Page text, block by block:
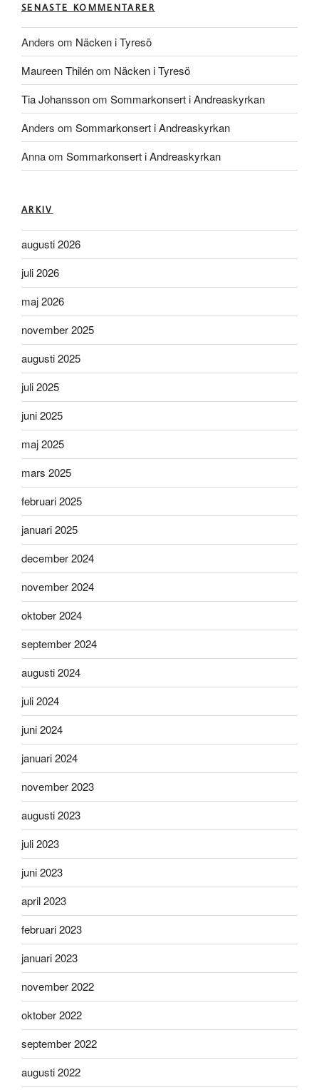
SENASTE KOMMENTARER
Anders om Näcken i Tyresö
Maureen Thilénom Näcken i Tyresö
Tia Johanssonom Sommarkonsert i Andreaskyrkan
Anders om Sommarkonsert i Andreaskyrkan
Annaom Sommarkonsert i Andreaskyrkan
ARKIV
augusti 2026
juli 2026
maj 2026
november 2025
augusti 2025
juli 2025
juni 2025
maj 2025
mars 2025
februari 2025
januari 2025
december 2024
november 2024
oktober 2024
september 2024
augusti 2024
juli 2024
juni 2024
januari 2024
november 2023
augusti 2023
juli 2023
juni 2023
april 2023
februari 2023
januari 2023
november 2022
oktober 2022
september 2022
augusti 2022